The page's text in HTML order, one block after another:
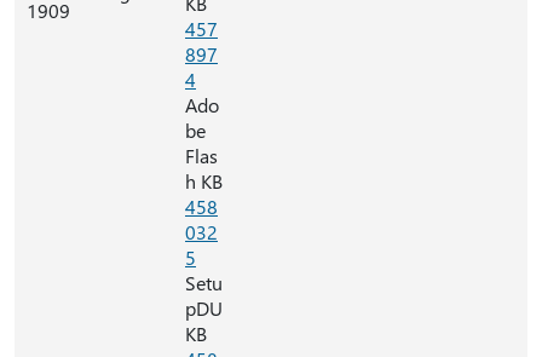
1909
457
897
4
Ado
be
Flas
h KB
458
032
5
Setu
pDU
KB